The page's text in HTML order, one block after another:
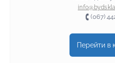
(067)
Перейти в